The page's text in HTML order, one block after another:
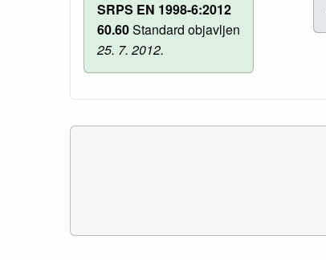
SRPS EN 1998-6:2012
60.60Standard objavljen
25. 7. 2012.